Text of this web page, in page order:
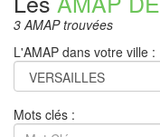
3 AMAP trouvées
L'AMAP dans votre ville :
Mots clés :